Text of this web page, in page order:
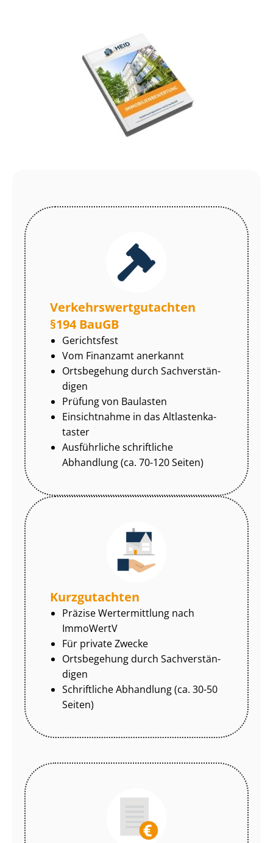
Ver­kehrs­wert­gut­ach­ten
§194 BauGB
Gerichtsfest
Vom Finanzamt anerkannt
Ortsbegehung durch Sach­ver­stän­
di­gen
Prüfung von Baulasten
Einsichtnahme in das Alt­las­ten­ka­
tas­ter
Ausführliche schriftliche
Abhandlung (ca. 70-120 Seiten)
Kurzgutachten
Präzise Wertermittlung nach
ImmoWertV
Für private Zwecke
Ortsbegehung durch Sach­ver­stän­
di­gen
Schriftliche Abhandlung (ca. 30-50
Seiten)